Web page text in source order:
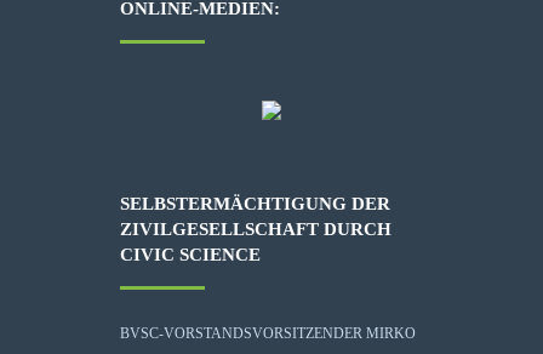
ONLINE-MEDIEN:
SELBSTERMÄCHTIGUNG DER
ZIVILGESELLSCHAFT DURCH
CIVIC SCIENCE
BVSC-VORSTANDSVORSITZENDER MIRKO